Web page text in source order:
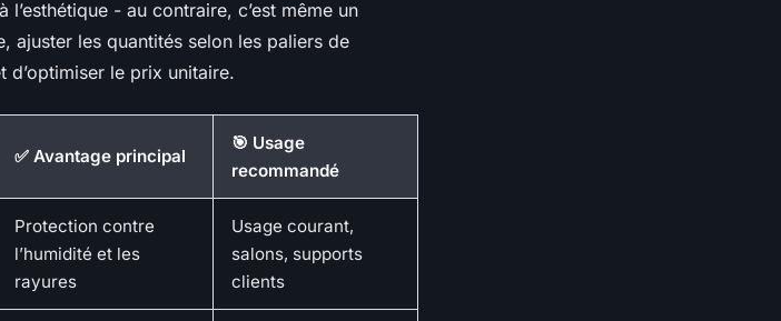
- au contraire, c’est même un
ajuster les quantités selon les paliers de
le prix unitaire.
✅ Avantage principal
🎯 Usage
recommandé
Protection contre
l’humidité et les
rayures
Usage courant,
salons, supports
clients